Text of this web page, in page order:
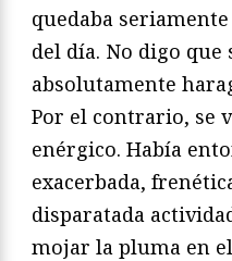
quedaba
del día. No digo que
absolutamente
Por el contrario, se
enérgico. Había
exacerbada,
disparatada
mojar la pluma en